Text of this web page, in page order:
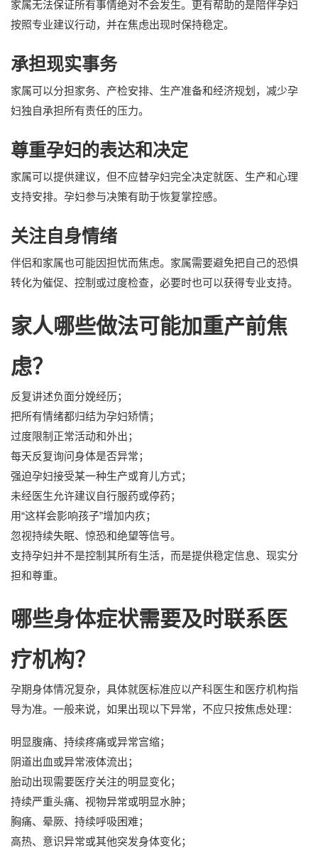
家属无法保证所有事情绝对不会发生。更有帮助的是陪伴孕妇
按照专业建议行动，并在焦虑出现时保持稳定。
承担现实事务
家属可以分担家务、产检安排、生产准备和经济规划，减少孕
妇独自承担所有责任的压力。
尊重孕妇的表达和决定
家属可以提供建议，但不应替孕妇完全决定就医、生产和心理
支持安排。孕妇参与决策有助于恢复掌控感。
关注自身情绪
伴侣和家属也可能因担忧而焦虑。家属需要避免把自己的恐惧
转化为催促、控制或过度检查，必要时也可以获得专业支持。
家人哪些做法可能加重产前焦
虑？
反复讲述负面分娩经历；
把所有情绪都归结为孕妇矫情；
过度限制正常活动和外出；
每天反复询问身体是否异常；
强迫孕妇接受某一种生产或育儿方式；
未经医生允许建议自行服药或停药；
用“这样会影响孩子”增加内疚；
忽视持续失眠、惊恐和绝望等信号。
支持孕妇并不是控制其所有生活，而是提供稳定信息、现实分
担和尊重。
哪些身体症状需要及时联系医
疗机构？
孕期身体情况复杂，具体就医标准应以产科医生和医疗机构指
导为准。一般来说，如果出现以下异常，不应只按焦虑处理：
明显腹痛、持续疼痛或异常宫缩；
阴道出血或异常液体流出；
胎动出现需要医疗关注的明显变化；
持续严重头痛、视物异常或明显水肿；
胸痛、晕厥、持续呼吸困难；
高热、意识异常或其他突发身体变化；